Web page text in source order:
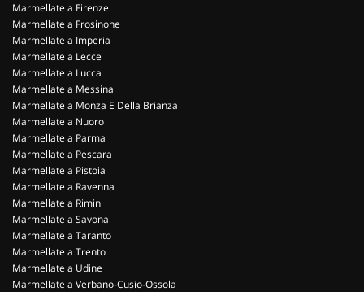
Marmellate a Firenze
Marmellate a Frosinone
Marmellate a Imperia
Marmellate a Lecce
Marmellate a Lucca
Marmellate a Messina
Marmellate a Monza E Della Brianza
Marmellate a Nuoro
Marmellate a Parma
Marmellate a Pescara
Marmellate a Pistoia
Marmellate a Ravenna
Marmellate a Rimini
Marmellate a Savona
Marmellate a Taranto
Marmellate a Trento
Marmellate a Udine
Marmellate a Verbano-Cusio-Ossola